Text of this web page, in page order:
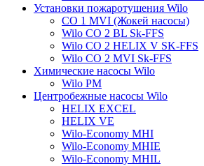
Установки пожаротушения Wilo
CO 1 MVI (Жокей насосы)
Wilo CO 2 BL Sk-FFS
Wilo CO 2 HELIX V SK-FFS
Wilo CO 2 MVI Sk-FFS
Химические насосы Wilo
Wilo PM
Центробежные насосы Wilo
HELIX EXCEL
HELIX VE
Wilo-Economy MHI
Wilo-Economy MHIE
Wilo-Economy MHIL